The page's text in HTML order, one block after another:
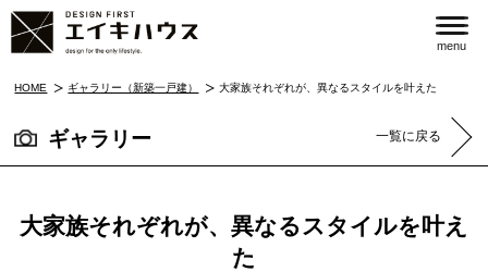
menu
HOME ギャラリー（新築一戸建） 大家族それぞれが、異なるスタイルを叶えた
ギャラリー 一覧に戻る
大家族それぞれが、異なるスタイルを叶え
た